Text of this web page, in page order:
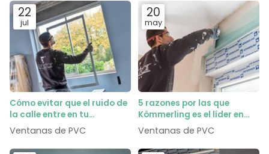
22
jul
Cómo evitar que el ruido de
la calle entre en tu
dormitorio gracias al vidrio
Ventanas de PVC
20
may
5 razones por las que
Kömmerling es el líder en
perfiles de PVC
Ventanas de PVC